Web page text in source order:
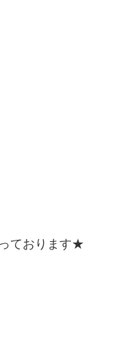
ております★